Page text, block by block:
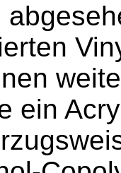
ein